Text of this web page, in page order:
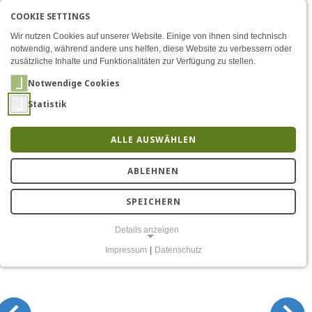
Zum Inhalt
Wer wir sind ENAKTIVE SPRACHE:
DE
Wer wir sind
COOKIE SETTINGS
Wir nutzen Cookies auf unserer Website. Einige von ihnen sind technisch
notwendig, während andere uns helfen, diese Website zu verbessern oder
zusätzliche Inhalte und Funktionalitäten zur Verfügung zu stellen.
Notwendige Cookies
Statistik
ALLE AUSWÄHLEN
ABLEHNEN
SPEICHERN
Details anzeigen
NOTWENDIGE COOKIES
Notwendige Cookies ermöglichen grundlegende Funktionen und sind
Einverständnis-Cookie
Impressum | Datenschutz